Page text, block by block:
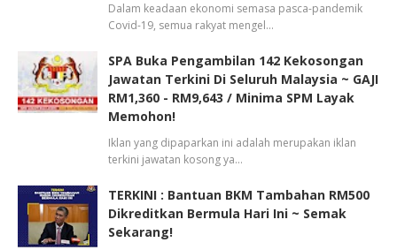
Dalam keadaan ekonomi semasa pasca-pandemik
Covid-19, semua rakyat mengel…
SPA Buka Pengambilan 142 Kekosongan
Jawatan Terkini Di Seluruh Malaysia ~ GAJI
RM1,360 - RM9,643 / Minima SPM Layak
Memohon!
Iklan yang dipaparkan ini adalah merupakan iklan
terkini jawatan kosong ya…
TERKINI : Bantuan BKM Tambahan RM500
Dikreditkan Bermula Hari Ini ~ Semak
Sekarang!